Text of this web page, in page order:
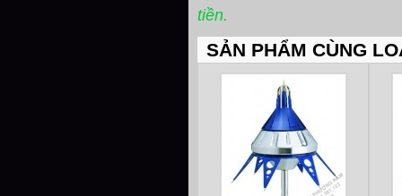
tiền.
SẢN PHẨM CÙNG